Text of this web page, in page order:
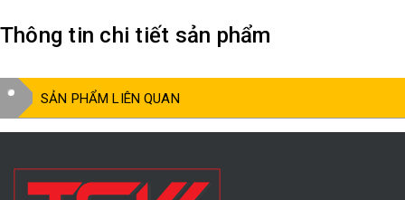
Thông tin chi tiết sản phẩm
SẢN PHẨM LIÊN QUAN